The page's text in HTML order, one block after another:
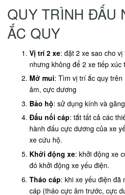
QUY TRÌNH ĐẤU
ẮC QUY
Vị trí 2 xe: đặt 2 xe sao cho
nhưng không để 2 xe tiếp xúc
Mở mui: Tìm vị trí ắc quy
âm, cực dương
Bảo hộ: sử dụng kính và
Đấu nối cáp: tắt tất cả các
hành đấu cực dương của xe
xe cứu hộ.
Khởi động xe: khởi động xe
đó khởi động xe yếu điện.
Tháo cáp: khi xe yếu điện đã
cáp (tháo cực âm trước, cực